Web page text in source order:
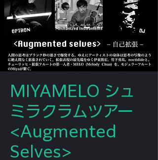
MIYAMELO シュ
ミラクラムツアー
<Augmented
Selves>